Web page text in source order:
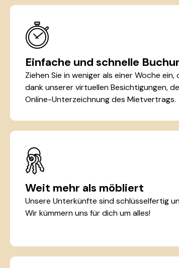
Einfache und schnelle
Ziehen Sie in weniger als einer Woche
dank unserer virtuellen Besichtigungen,
Online-Unterzeichnung des Mietvertrags.
Weit mehr als möbliert
Unsere Unterkünfte sind schlüsselfertig
Wir kümmern uns für dich um alles!